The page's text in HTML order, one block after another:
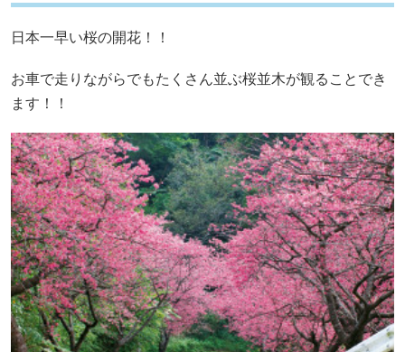
日本一早い桜の開花！！
お車で走りながらでもたくさん並ぶ桜並木が観ることでき
ます！！